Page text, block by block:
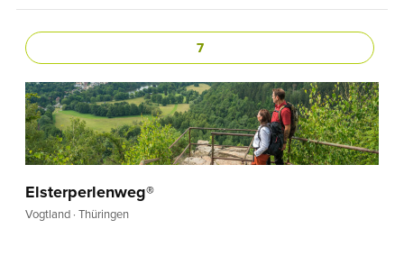
7
Elsterperlenweg®
Vogtland · Thüringen